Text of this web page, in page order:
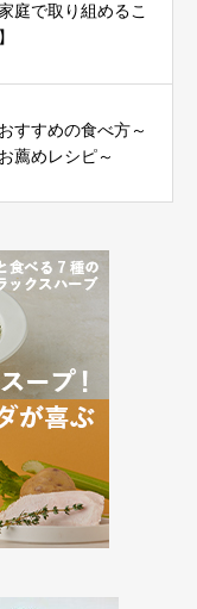
庭で取り組めるこ
】
すすめの食べ方～
薦めレシピ～